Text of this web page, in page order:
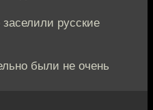
русские
были не очень